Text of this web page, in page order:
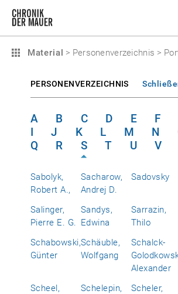
Material > Personenverzeichnis >
PERSONENVERZEICHNIS
A B C D E F
I
J K L M N
Q
R S T U V
Sabolyk,
Robert A.,
Sacharow,
Andrej D.
Sadovsky
Salinger,
Pierre E. G.
Sandys,
Edwina
Sarrazin,
Thilo
Schabowski,
Günter
Schäuble,
Wolfgang
Schalck-
Alexander
Scheel,
Schelepin,
Scheler,